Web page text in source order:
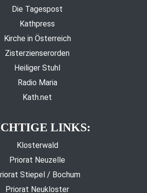
Die Tagespost
Kathpress
Kirche in Österreich
Zisterzienserorden
Heiliger Stuhl
Radio Maria
Kath.net
LINKS:
Klosterwald
Priorat Neuzelle
Stiepel / Bochum
Priorat Neukloster